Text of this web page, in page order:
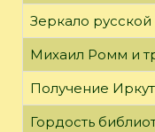
Зеркало
Михаил Ромм и
Получение
Гордость